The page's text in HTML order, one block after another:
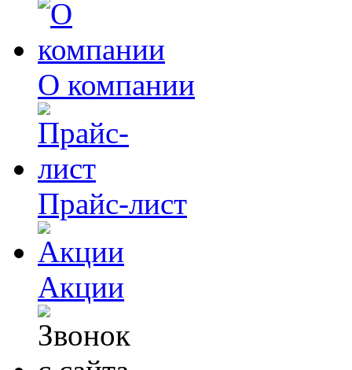
О компании
Прайс-лист
Акции